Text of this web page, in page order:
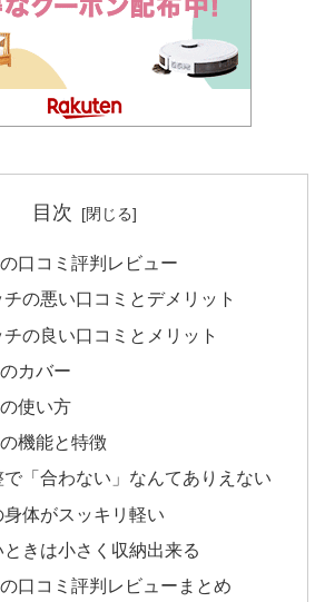
目次
口コミ評判レビュー
の悪い口コミとデメリット
の良い口コミとメリット
カバー
使い方
機能と特徴
で「合わない」なんてありえない
体がスッキリ軽い
きは小さく収納出来る
口コミ評判レビューまとめ